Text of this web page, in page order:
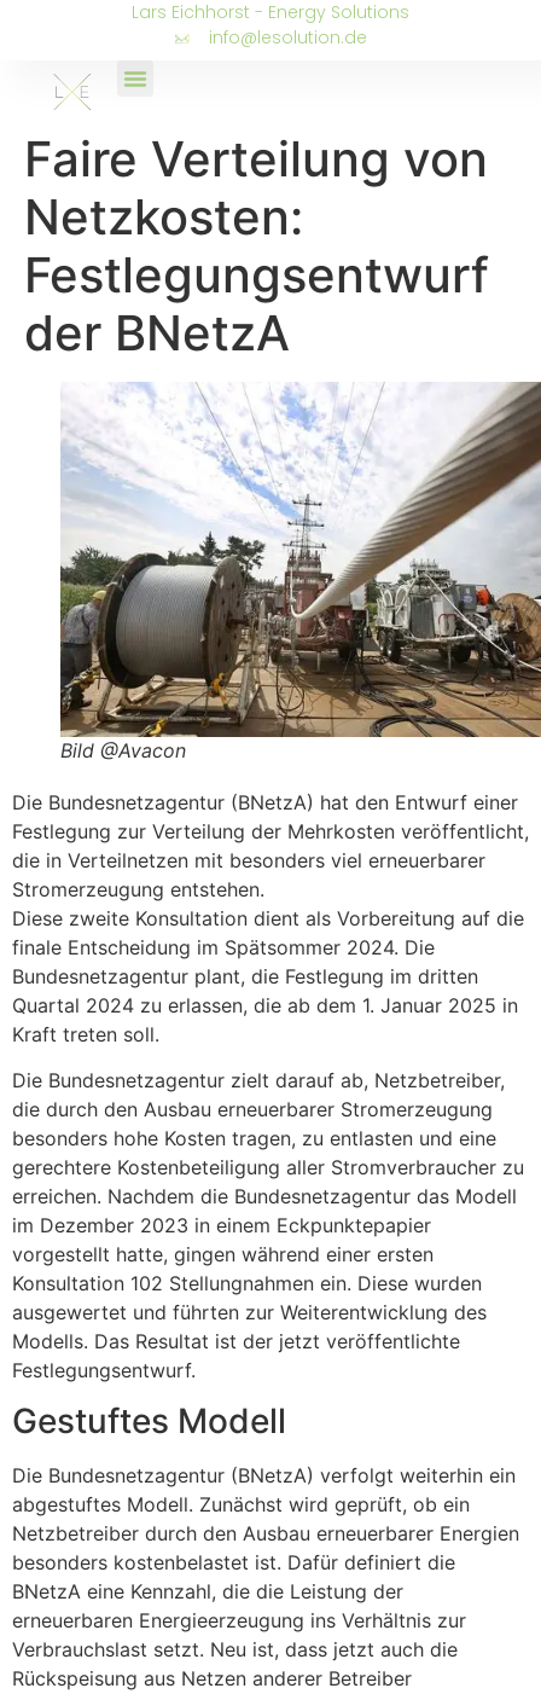
Lars Eichhorst - Energy Solutions
info@lesolution.de
Faire Verteilung von
Netzkosten:
Festlegungsentwurf
der BNetzA
Bild @Avacon
Die Bundesnetzagentur (BNetzA) hat den Entwurf einer
Festlegung zur Verteilung der Mehrkosten veröffentlicht,
die in Verteilnetzen mit besonders viel erneuerbarer
Stromerzeugung entstehen.
Diese zweite Konsultation dient als Vorbereitung auf die
finale Entscheidung im Spätsommer 2024. Die
Bundesnetzagentur plant, die Festlegung im dritten
Quartal 2024 zu erlassen, die ab dem 1. Januar 2025 in
Kraft treten soll.
Die Bundesnetzagentur zielt darauf ab, Netzbetreiber,
die durch den Ausbau erneuerbarer Stromerzeugung
besonders hohe Kosten tragen, zu entlasten und eine
gerechtere Kostenbeteiligung aller Stromverbraucher zu
erreichen. Nachdem die Bundesnetzagentur das Modell
im Dezember 2023 in einem Eckpunktepapier
vorgestellt hatte, gingen während einer ersten
Konsultation 102 Stellungnahmen ein. Diese wurden
ausgewertet und führten zur Weiterentwicklung des
Modells. Das Resultat ist der jetzt veröffentlichte
Festlegungsentwurf.
Gestuftes Modell
Die Bundesnetzagentur (BNetzA) verfolgt weiterhin ein
abgestuftes Modell. Zunächst wird geprüft, ob ein
Netzbetreiber durch den Ausbau erneuerbarer Energien
besonders kostenbelastet ist. Dafür definiert die
BNetzA eine Kennzahl, die die Leistung der
erneuerbaren Energieerzeugung ins Verhältnis zur
Verbrauchslast setzt. Neu ist, dass jetzt auch die
Rückspeisung aus Netzen anderer Betreiber